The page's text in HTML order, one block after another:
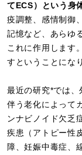
てECS）という身
疫調整、感情制御
記憶など、あらゆ
これに作用します
すということにな
最近の研究*では
伴う老化によって
ンナビノイド欠乏
疾患（アトピー性
障、妊娠中毒症、